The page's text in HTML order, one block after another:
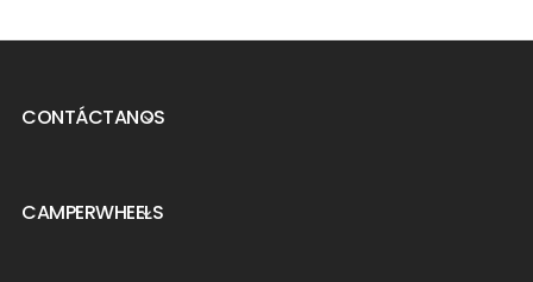
CONTÁCTANOS

CAMPERWHEELS
